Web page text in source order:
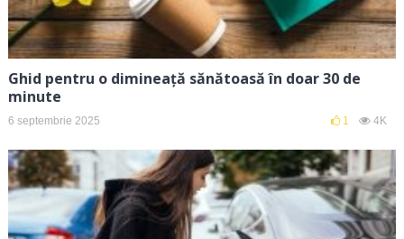
Ghid pentru o dimineață sănătoasă în doar 30 de
minute
6 septembrie 2025 1 4K